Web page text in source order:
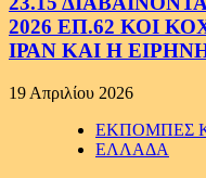
2026 ΕΠ.62 ΚΟΙ
ΙΡΑΝ ΚΑΙ Η
19 Απριλίου 2026
ΕΚΠΟΜΠΕΣ
ΕΛΛΑΔΑ